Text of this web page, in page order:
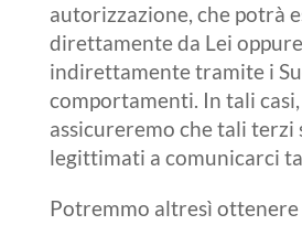
autorizzazione, che potrà
direttamente da Lei oppure
indirettamente tramite i
comportamenti. In tali
assicureremo che tali terzi
legittimati a comunicarci
Potremmo altresì